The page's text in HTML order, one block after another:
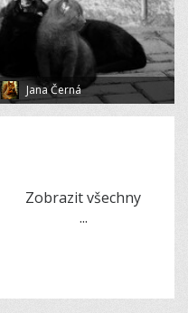
Jana Černá
Zobrazit všechny
...